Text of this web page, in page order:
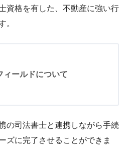
資格を有した、不動産に強い行
。
ィールドについて
の司法書士と連携しながら手続
ズに完了させることができま